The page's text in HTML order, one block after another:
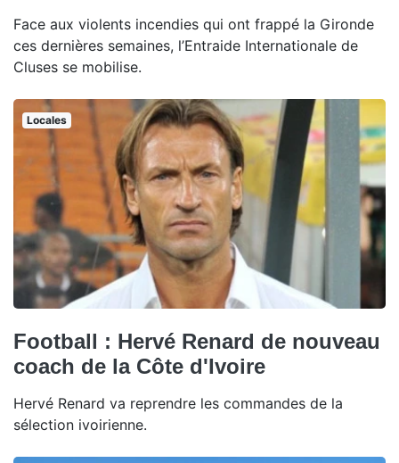
Face aux violents incendies qui ont frappé la Gironde
ces dernières semaines, l’Entraide Internationale de
Cluses se mobilise.
Locales
Football : Hervé Renard de nouveau
coach de la Côte d'Ivoire
Hervé Renard va reprendre les commandes de la
sélection ivoirienne.